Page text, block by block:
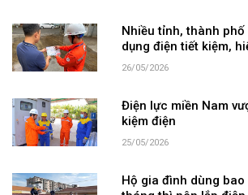
Nhiều tỉnh, thành
dụng điện tiết kiệm,
26/05/2026
Điện lực miền Nam
kiệm điện
25/05/2026
Hộ gia đình dùng